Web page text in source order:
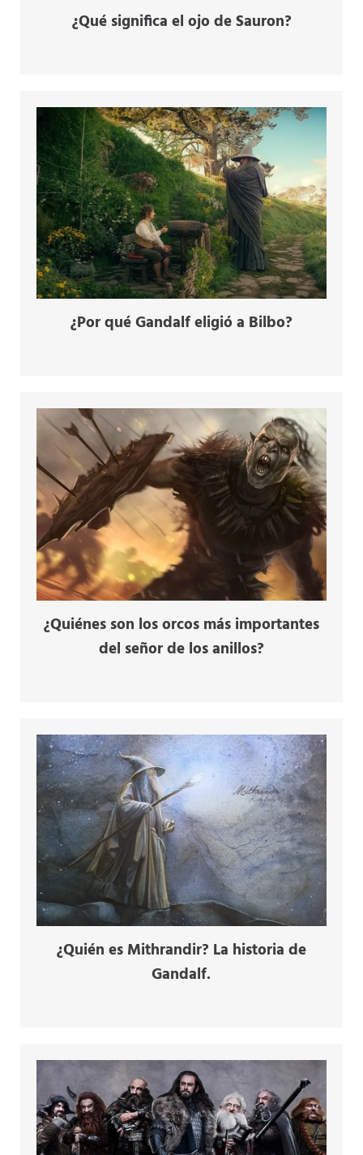
¿Qué significa el ojo de Sauron?
¿Por qué Gandalf eligió a Bilbo?
¿Quiénes son los orcos más importantes
del señor de los anillos?
¿Quién es Mithrandir? La historia de
Gandalf.